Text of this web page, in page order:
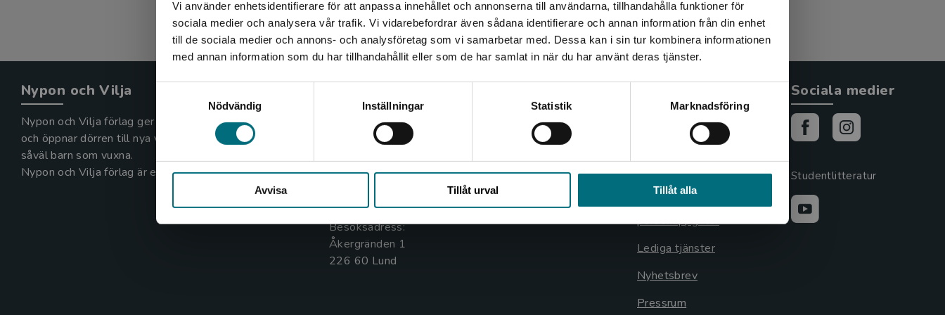
Vi använder enhetsidentifierare för att anpassa innehållet och annonserna till användarna, tillhandahålla funktioner för
sociala medier och analysera vår trafik. Vi vidarebefordrar även sådana identifierare och annan information från din enhet
till de sociala medier och annons- och analysföretag som vi samarbetar med. Dessa kan i sin tur kombinera informationen
med annan information som du har tillhandahållit eller som de har samlat in när du har använt deras tjänster.
Nödvändig
Inställningar Statistik Marknadsföring
Avvisa Tillåt urval Tillåt alla
Det verkar som att du besöker nyponochviljaforlag.se via
en enhet utanför Sverige. Vi erbjuder inte leveranser
utanför Sverige. För att kunna slutföra ett köp måste
leveransadressen vara i Sverige.
Nypon och Vilja
Nypon och Vilja förlag ger ut böcker som väcker läslust
och öppnar dörren till nya världar och möjligheter för
såväl barn som vuxna.
Nypon och Vilja förlag är en del av Studentlitteratur.
Kontakta oss
046-31 20 00
Box 141
Besöksadress:
Åkergränden 1
Kontakta kundservice
046-31 21 00
Frågor och svar
Köpvillkor
Cookieinställningar
GDPR och
personuppgifter
Lediga tjänster
Nyhetsbrev
Pressrum
Sociala medier
Studentlitteratur